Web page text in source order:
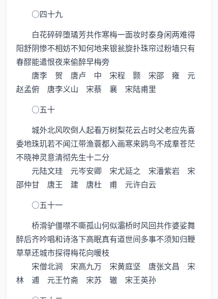
○四十九
白花碎碎堕璚芳共作寒梅一面妆时泰身闲两难得
阳舒阴惨不相妨不知何地来银瓮旋扑珠帘过粉墙只有
春醪能遣恨夜来偷醉早梅旁
唐李 贺 唐卢 中 宋程 颢 宋邵 雍 元
赵孟俯 唐李义山 宋蔡 襄 宋陆甫里
○五十
城外北风吹倒人起看万树梨花云占时父老应先喜
委地珠玑若不闻江带渔蓑都入画寒来鸥鸟不成羣苍茫
不晓神灵意清彻先生十二分
元陆文珪 元岑安卿 宋尤延之 宋潘紫岩 宋
邵仲甘 唐王 建 唐杜 甫 元许白云
○五十一
桥滑驴僵噤不嘶孤山何似灞桥时风回共作婆娑舞
醉后齐吟唱和诗洛下高眠真有道世间多事不须知归鞭
草草还城市探得梅花向暖枝
宋僧北涧 宋高九万 宋黄庭坚 唐张文昌 宋
林 逋 元王竹斋 宋苏 辙 宋王英孙